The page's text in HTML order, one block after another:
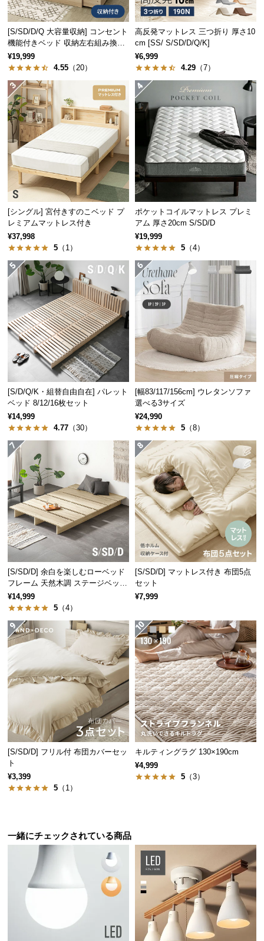
中
型
商
品
の
配
送
に
つ
い
て
小
型
品
の
配
送
に
つ
い
て
開
梱
設
ー
ビ
ス
に
い
て
搬
入
経
路
に
つ
て
返
品・
ャ
ン
に
つ
い
つ
会
員
[S/SD/D/Q 大容量収納] コンセント
機能付きベッド 収納左右組み換え
可能
¥19,999
4.55 （20）
高反発マットレス 三つ折り 厚さ10
cm [SS/ S/SD/D/Q/K]
¥6,999
4.29 （7）
[シングル] 宮付きすのこベッド プ
レミアムマットレス付き
¥37,998
5 （1）
ポケットコイルマットレス プレミ
アム 厚さ20cm S/SD/D
¥19,999
5 （4）
[S/D/Q/K・組替自由自在] パレット
ベッド 8/12/16枚セット
¥14,999
4.77 （30）
[幅83/117/156cm] ウレタンソファ
選べる3サイズ
¥24,990
5 （8）
[S/SD/D] 余白を楽しむローベッド
フレーム 天然木調 ステージベッド
ロボット掃除機対応
¥14,999
5 （4）
[S/SD/D] マットレス付き 布団5点
セット
¥7,999
[S/SD/D] フリル付 布団カバーセッ
ト
¥3,399
5 （1）
キルティングラグ 130×190cm
¥4,999
5 （3）
一緒にチェックされている商品